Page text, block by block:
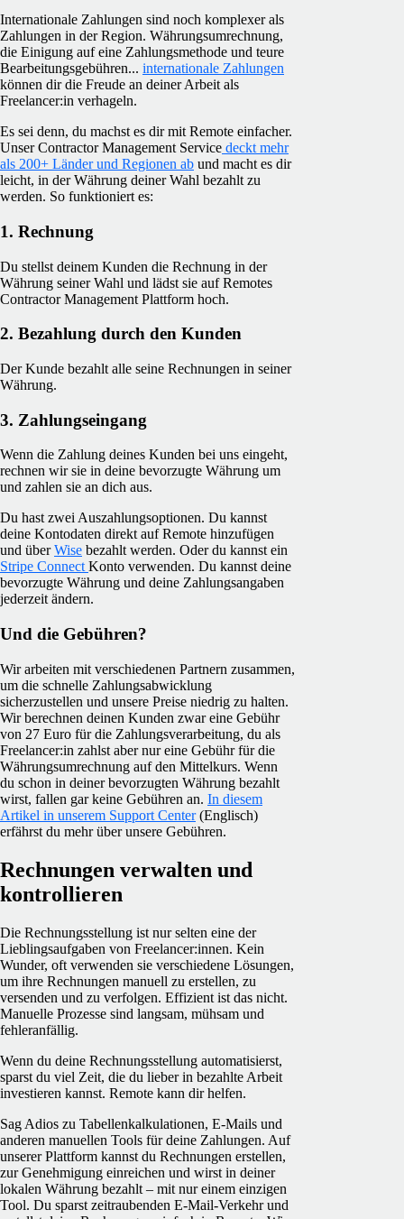
Internationale Zahlungen sind noch komplexer als
Zahlungen in der Region. Währungsumrechnung,
die Einigung auf eine Zahlungsmethode und teure
Bearbeitungsgebühren... internationale Zahlungen
können dir die Freude an deiner Arbeit als
Freelancer:in verhageln.
Es sei denn, du machst es dir mit Remote einfacher.
Unser Contractor Management Service deckt mehr
als 200+ Länder und Regionen ab und macht es dir
leicht, in der Währung deiner Wahl bezahlt zu
werden. So funktioniert es:
1. Rechnung
Du stellst deinem Kunden die Rechnung in der
Währung seiner Wahl und lädst sie auf Remotes
Contractor Management Plattform hoch.
2. Bezahlung durch den Kunden
Der Kunde bezahlt alle seine Rechnungen in seiner
Währung.
3. Zahlungseingang
Wenn die Zahlung deines Kunden bei uns eingeht,
rechnen wir sie in deine bevorzugte Währung um
und zahlen sie an dich aus.
Du hast zwei Auszahlungsoptionen. Du kannst
deine Kontodaten direkt auf Remote hinzufügen
und überWise bezahlt werden. Oder du kannst ein
Stripe ConnectKonto verwenden. Du kannst deine
bevorzugte Währung und deine Zahlungsangaben
jederzeit ändern.
Und die Gebühren?
Wir arbeiten mit verschiedenen Partnern zusammen,
um die schnelle Zahlungsabwicklung
sicherzustellen und unsere Preise niedrig zu halten.
Wir berechnen deinen Kunden zwar eine Gebühr
von 27 Euro für die Zahlungsverarbeitung, du als
Freelancer:in zahlst aber nur eine Gebühr für die
Währungsumrechnung auf den Mittelkurs. Wenn
du schon in deiner bevorzugten Währung bezahlt
wirst, fallen gar keine Gebühren an. In diesem
Artikel in unserem Support Center(Englisch)
erfährst du mehr über unsere Gebühren.
Rechnungen verwalten und
kontrollieren
Die Rechnungsstellung ist nur selten eine der
Lieblingsaufgaben von Freelancer:innen. Kein
Wunder, oft verwenden sie verschiedene Lösungen,
um ihre Rechnungen manuell zu erstellen, zu
versenden und zu verfolgen. Effizient ist das nicht.
Manuelle Prozesse sind langsam, mühsam und
fehleranfällig.
Wenn du deine Rechnungsstellung automatisierst,
sparst du viel Zeit, die du lieber in bezahlte Arbeit
investieren kannst. Remote kann dir helfen.
Sag Adios zu Tabellenkalkulationen, E-Mails und
anderen manuellen Tools für deine Zahlungen. Auf
unserer Plattform kannst du Rechnungen erstellen,
zur Genehmigung einreichen und wirst in deiner
lokalen Währung bezahlt – mit nur einem einzigen
Tool. Du sparst zeitraubenden E-Mail-Verkehr und